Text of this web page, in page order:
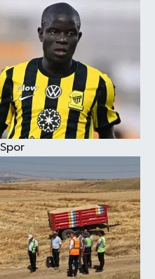
Spor